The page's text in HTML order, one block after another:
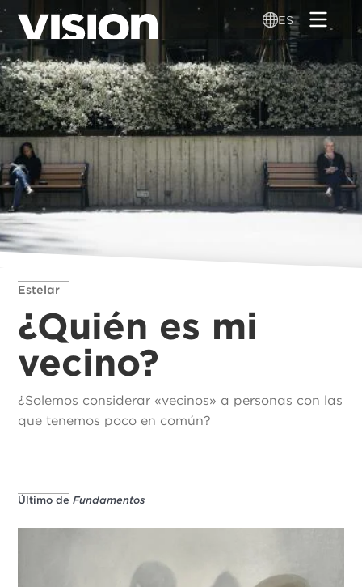
Pasar
al
contenido
principal
ES
Estelar
¿Quién es mi
vecino?
¿Solemos considerar «vecinos» a personas con las
que tenemos poco en común?
Último deFundamentos